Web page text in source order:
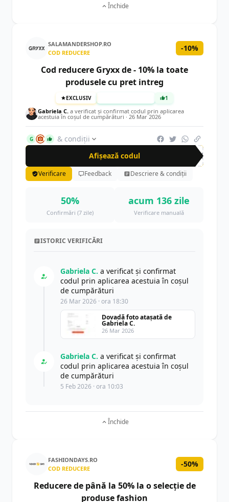
Închide
SALAMANDERSHOP.RO
COD REDUCERE
-10%
Cod reducere Gryxx de - 10% la toate
produsele cu pret intreg
EXCLUSIV 1
Gabriela C. a verificat și confirmat codul prin aplicarea
acestuia în coșul de cumpărături · 26 Mar 2026
G
& condiții
Afișează codul
CRN
Verificare Feedback Descriere & condiții
50%
Confirmări (7 zile)
acum 136 zile
Verificare manuală
ISTORIC VERIFICĂRI
Gabriela C. a verificat și confirmat
codul prin aplicarea acestuia în coșul
de cumpărături
26 Mar 2026 · ora 18:30
Dovadă foto atașată de
Gabriela C.
26 Mar 2026
Gabriela C. a verificat și confirmat
codul prin aplicarea acestuia în coșul
de cumpărături
5 Feb 2026 · ora 10:03
Închide
FASHIONDAYS.RO
COD REDUCERE
-50%
Reducere de până la 50% la o selecție de
produse fashion